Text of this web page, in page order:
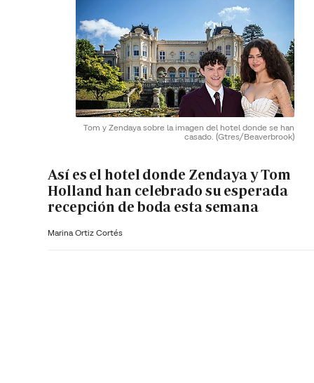
Tom y Zendaya sobre la imagen del hotel donde se han
casado. (Gtres/Beaverbrook)
Así es el hotel donde Zendaya y Tom
Holland han celebrado su esperada
recepción de boda esta semana
Marina Ortiz Cortés